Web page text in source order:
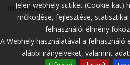
INFORMÁCIÓ
Jelen webhely sütiket (Cookie-kat)
működése, fejlesztése,
felhasználói élmény
A Webhely használatával a
alábbi irányelveket, valamint